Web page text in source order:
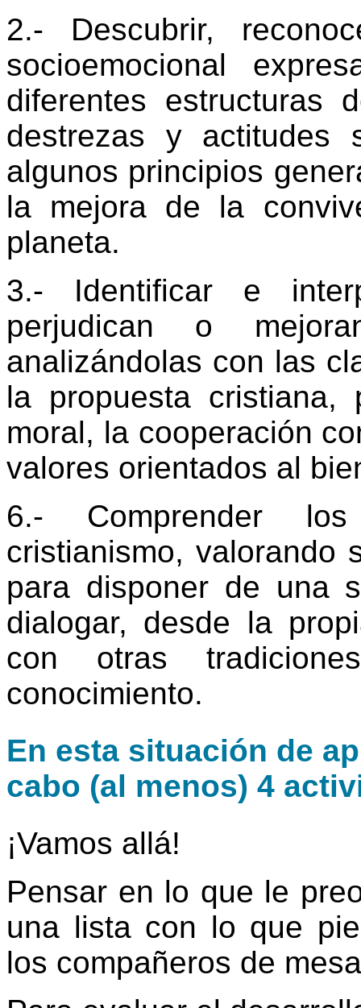
2.- Descubrir,
socioemocional
diferentes estructuras
destrezas y actitudes
algunos principios
la mejora de la
planeta.
3.- Identificar e
perjudican o
analizándolas con las
la propuesta cristiana,
moral, la cooperación
valores orientados al
6.- Comprender
cristianismo, valorando
para disponer de una
dialogar, desde la
con otras
conocimiento.
En esta situación de
cabo (al menos) 4
¡Vamos allá!
Pensar en lo que le
una lista con lo que
los compañeros de